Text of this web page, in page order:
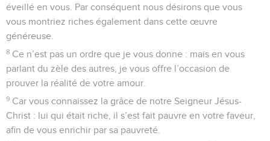
éveillé en vous. Par conséquent nous désirons que vous
vous montriez riches également dans cette œuvre
généreuse.
8 Ce n’est pas un ordre que je vous donne : mais en vous
parlant du zèle des autres, je vous offre l’occasion de
prouver la réalité de votre amour.
9 Car vous connaissez la grâce de notre Seigneur Jésus-
Christ : lui qui était riche, il s’est fait pauvre en votre faveur,
afin de vous enrichir par sa pauvreté.